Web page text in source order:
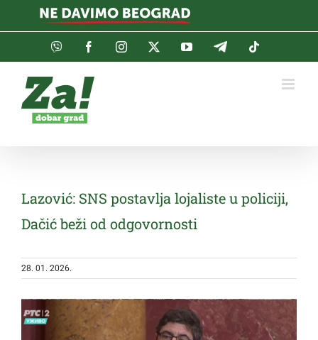
Viber FacebookInstagramTwitterYouTubeTelegram
Lazović: SNS postavlja lojaliste u policiji,
Dačić beži od odgovornosti
28. 01. 2026.